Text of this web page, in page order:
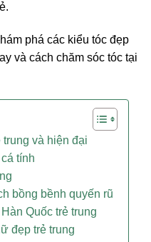
phá các kiểu tóc đẹp
và cách chăm sóc tóc tại
và hiện đại
tính
bồng bềnh quyến rũ
Quốc trẻ trung
đẹp trẻ trung